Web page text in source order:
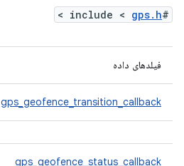
#include <
gps.h
>
فیلدهای داده
gps_geofence_transition_callback
gps_geofence_status_callback